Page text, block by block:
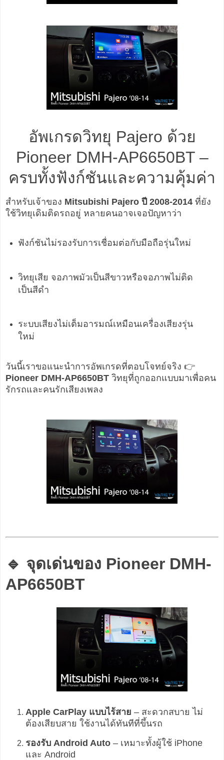
อัพเกรดวิทยุ Pajero ด้วย
Pioneer DMH-AP6650BT –
ครบทั้งฟังก์ชันและความคุ้มค่า
สำหรับเจ้าของ Mitsubishi Pajero ปี 2008-2014 ที่ยัง
ใช้วิทยุเดิมติดรถอยู่ หลายคนอาจเจอปัญหาว่า
ฟังก์ชันไม่รองรับการเชื่อมต่อกับมือถือรุ่นใหม่
วิทยุเสีย จอภาพมัวเป็นสีขาวหรือจอภาพไม่ติด
เป็นสีดำ
ระบบเสียงไม่เต็มอารมณ์เหมือนเครื่องเสียงรุ่น
ใหม่
วันนี้เราขอแนะนำการอัพเกรดที่ตอบโจทย์จริง 👉
Pioneer DMH-AP6650BT วิทยุที่ถูกออกแบบมาเพื่อคน
รักรถและคนรักเสียงเพลง
🔹 จุดเด่นของ Pioneer DMH-
AP6650BT
Apple CarPlay แบบไร้สาย – สะดวกสบาย ไม่
ต้องเสียบสาย ใช้งานได้ทันทีที่ขึ้นรถ
รองรับ Android Auto – เหมาะทั้งผู้ใช้ iPhone
และ Android